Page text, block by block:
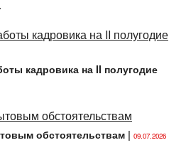
кадровика на II полугодие
обстоятельствам | 09.07.2026